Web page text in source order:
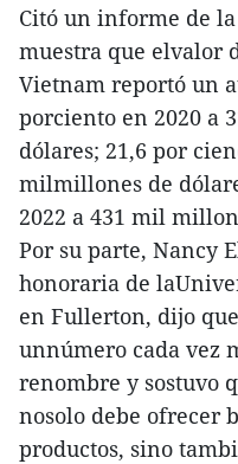
Citó un informe de
muestra que elvalor
Vietnam reportó un
porciento en 2020 a
dólares; 21,6 por
milmillones de
2022 a 431 mil
Por su parte, Nancy
honoraria de
en Fullerton, dijo
unnúmero cada vez
renombre y sostuvo
nosolo debe ofrecer
productos, sino